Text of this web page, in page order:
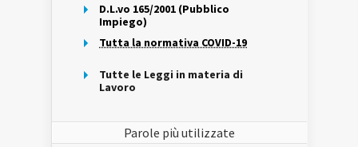
D.L.vo 165/2001 (Pubblico
Impiego)
Tutta la normativa COVID-19
Tutte le Leggi in materia di
Lavoro
Parole più utilizzate